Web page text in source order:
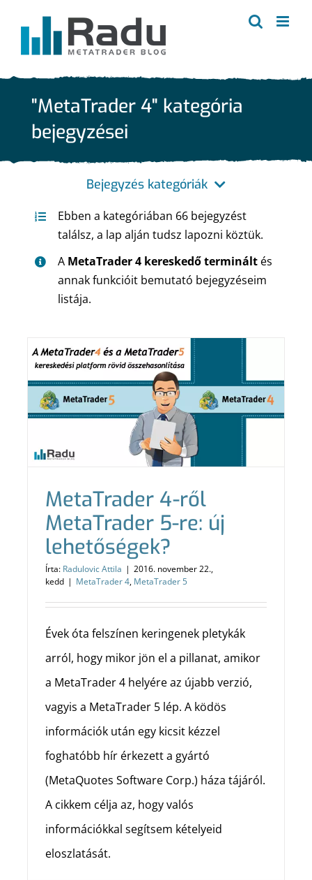
"MetaTrader 4" kategória
bejegyzései
Bejegyzés kategóriák
Összes
MetaTrader 4
Kereskedés
Visszatesztelés, optimalizáció
Szoftverek, bejelentések
Gépház
Ebben a kategóriában 66 bejegyzést
találsz, a lap alján tudsz lapozni köztük.
A MetaTrader 4 kereskedő terminált és
annak funkcióit bemutató bejegyzéseim
listája.
MetaTrader 4-ről
MetaTrader 5-re: új
lehetőségek?
Írta: Radulovic Attila | 2016. november 22.,
kedd | MetaTrader 4, MetaTrader 5
Évek óta felszínen keringenek pletykák
arról, hogy mikor jön el a pillanat, amikor
a MetaTrader 4 helyére az újabb verzió,
vagyis a MetaTrader 5 lép. A ködös
információk után egy kicsit kézzel
foghatóbb hír érkezett a gyártó
(MetaQuotes Software Corp.) háza tájáról.
A cikkem célja az, hogy valós
információkkal segítsem kételyeid
eloszlatását.